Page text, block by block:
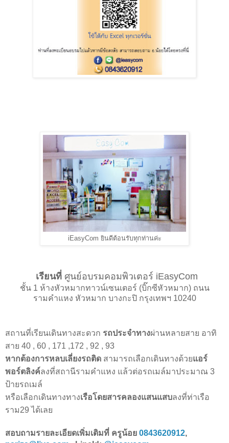
iEasyCom ยินดีต้อนรับทุกท่านค่ะ
เรียนที่ ศูนย์อบรมคอมพิวเตอร์ iEasyCom
ชั้น 1 ห้างหัวหมากทาวน์เซนเตอร์ (บิ๊กซีหัวหมาก) ถนน
รามคำแหง หัวหมาก บางกะปิ กรุงเทพฯ 10240
สถานที่เรียนเดินทางสะดวก รถประจำทางผ่านหลายสาย อาทิ
สาย 40 , 60 , 171 ,172 , 92 , 93
หากต้องการหลบเลี่ยงรถติด สามารถเลือกเดินทางด้วยแอร์
พอร์ตลิงค์ลงที่สถานีรามคำแหง แล้วต่อรถเมล์มาประมาณ 3
ป้ายรถเมล์
หรือเลือกเดินทางทางเรือโดยสารคลองแสนแสบลงที่ท่าเรือ
ราม29 ได้เลย
สอบถามรายละเอียดเพิ่มเติมที่ ครูน้อย 0843620912,